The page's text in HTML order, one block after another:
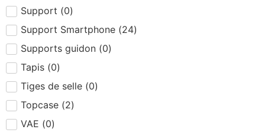
Support (0)
Support Smartphone (24)
Supports guidon (0)
Tapis (0)
Tiges de selle (0)
Topcase (2)
VAE (0)